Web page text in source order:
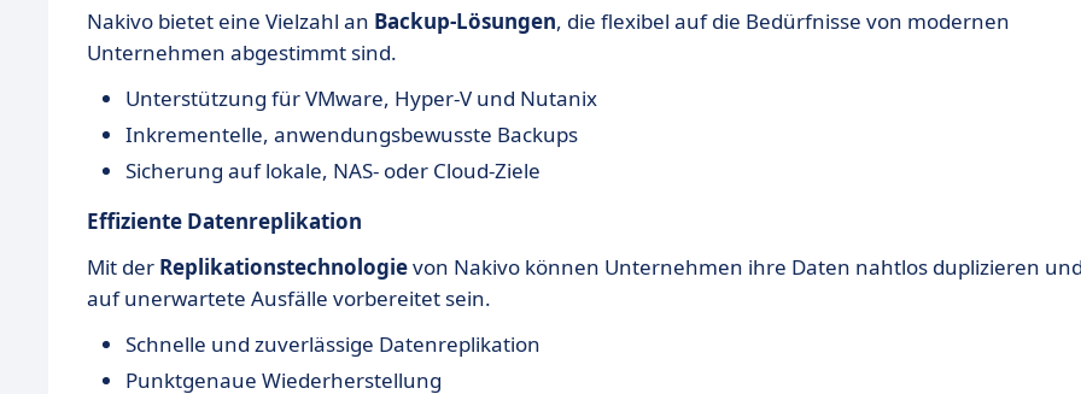
Nakivo bietet eine Vielzahl an Backup-Lösungen, die flexibel auf die Bedürfnisse von modernen
Unternehmen abgestimmt sind.
Unterstützung für VMware, Hyper-V und Nutanix
Inkrementelle, anwendungsbewusste Backups
Sicherung auf lokale, NAS- oder Cloud-Ziele
Effiziente Datenreplikation
Mit der Replikationstechnologievon Nakivo können Unternehmen ihre Daten nahtlos duplizieren
auf unerwartete Ausfälle vorbereitet sein.
Schnelle und zuverlässige Datenreplikation
Punktgenaue Wiederherstellung